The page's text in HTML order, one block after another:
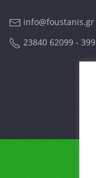
info@foustanis.gr
23840 62099 - 399